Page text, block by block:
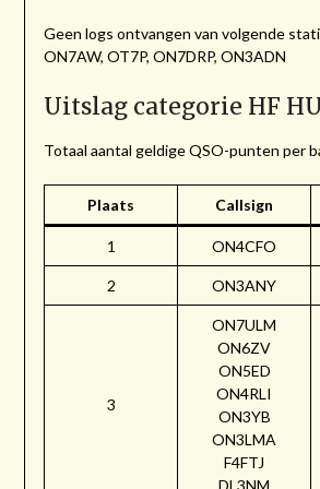
Geen logs ontvangen van volgende
ON7AW, OT7P, ON7DRP, ON3ADN
Uitslag categorie HF
Totaal aantal geldige QSO-punten per
Plaats Callsign
1 ON4CFO
2 ON3ANY
3
ON7ULM
ON6ZV
ON5ED
ON4RLI
ON3YB
ON3LMA
F4FTJ